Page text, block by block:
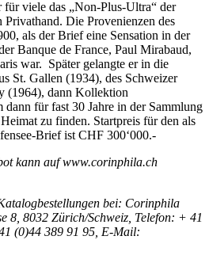
viele das „Non-Plus-Ultra“ der
Privathand. Die Provenienzen des
als der Brief eine Sensation in der
Banque de France, Paul Mirabaud,
war. Später gelangte er in die
St. Gallen (1934), des Schweizer
(1964), dann Kollektion
für fast 30 Jahre in der Sammlung
zu finden. Startpreis für den als
Brief ist CHF 300‘000.-
kann auf www.corinphila.ch
bei: Corinphila
8, 8032 Zürich/Schweiz, Telefon: + 41
(0)44 389 91 95, E-Mail: